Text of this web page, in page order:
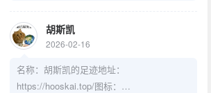
imfurry.imfurry.com/avatar/zebwqFurryAvat
ar.png
胡斯凯
2026-02-16
名称：胡斯凯的足迹地址：
https://hooskai.top/图标：